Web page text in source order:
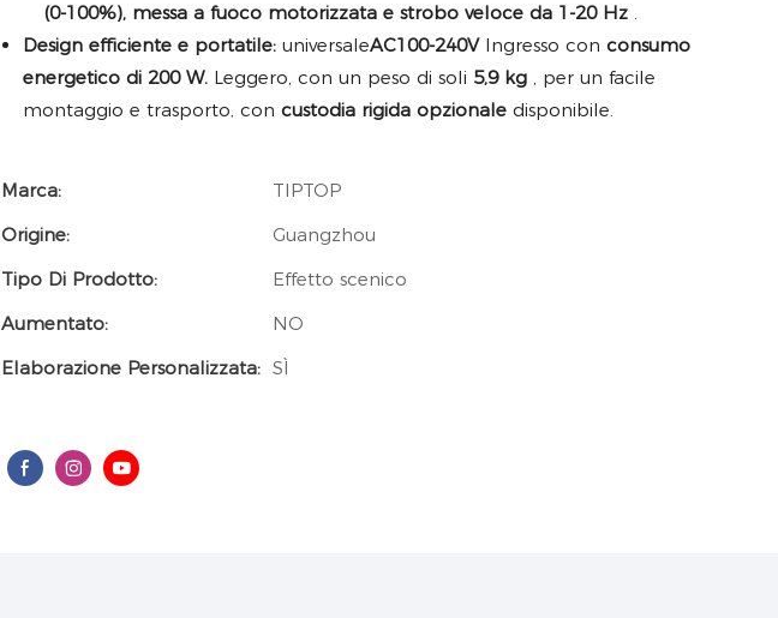
(0-100%), messa a fuoco motorizzata e strobo veloce da 1-20 Hz .
Design efficiente e portatile: universaleAC100-240VIngresso con consumo
energetico di 200 W. Leggero, con un peso di soli 5,9 kg , per un facile
montaggio e trasporto, con custodia rigida opzionale disponibile.
Marca:
TIPTOP
Origine:
Guangzhou
Tipo Di Prodotto:
Effetto scenico
Aumentato:
NO
Elaborazione Personalizzata: SÌ